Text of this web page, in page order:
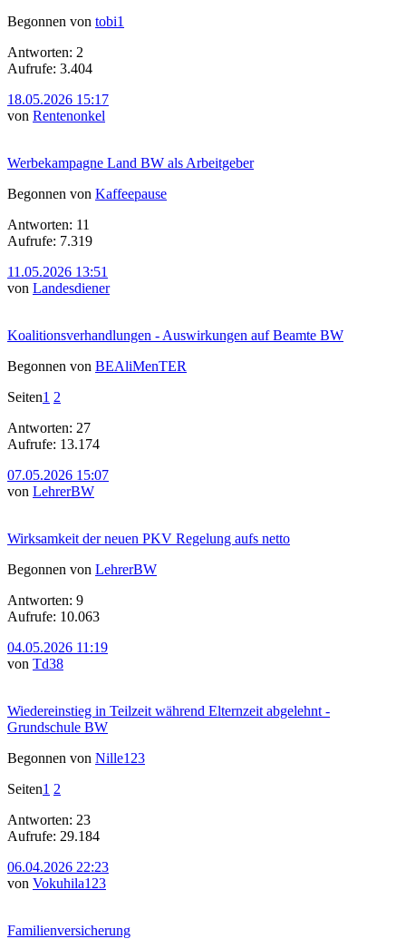
Begonnen von tobi1
Antworten: 2
Aufrufe: 3.404
18.05.2026 15:17
von Rentenonkel
Werbekampagne Land BW als Arbeitgeber
Begonnen von Kaffeepause
Antworten: 11
Aufrufe: 7.319
11.05.2026 13:51
von Landesdiener
Koalitionsverhandlungen - Auswirkungen auf Beamte BW
Begonnen von BEAliMenTER
Seiten1 2
Antworten: 27
Aufrufe: 13.174
07.05.2026 15:07
von LehrerBW
Wirksamkeit der neuen PKV Regelung aufs netto
Begonnen von LehrerBW
Antworten: 9
Aufrufe: 10.063
04.05.2026 11:19
von Td38
Wiedereinstieg in Teilzeit während Elternzeit abgelehnt -
Grundschule BW
Begonnen von Nille123
Seiten1 2
Antworten: 23
Aufrufe: 29.184
06.04.2026 22:23
von Vokuhila123
Familienversicherung